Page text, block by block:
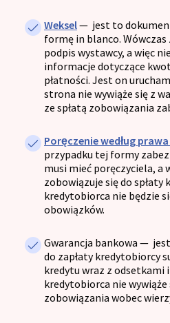
Weksel— jest to
formę in blanco. Wówczas
podpis wystawcy, a więc
informacje dotyczące
płatności. Jest on
strona nie wywiąże się z
ze spłatą zobowiązania
Poręczenie według
przypadku tej formy
musi mieć poręczyciela, a
zobowiązuje się do spłaty
kredytobiorca nie będzie
obowiązków.
Gwarancja bankowa — j
do zapłaty kredytobiorcy
kredytu wraz z odsetkami
kredytobiorca nie wywiąże
zobowiązania wobec